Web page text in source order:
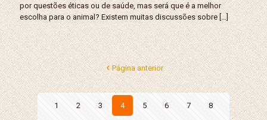
por questões éticas ou de saúde, mas será que é a melhor
escolha para o animal? Existem muitas discussões sobre
Página anterior
1 2 3 4 5 6 7 8